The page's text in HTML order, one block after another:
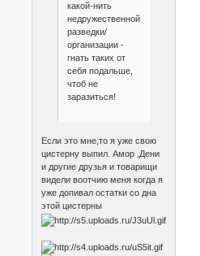
какой-нить
недружественной
разведки/
организации -
гнать таких от
себя подальше,
чтоб не
заразиться!
Если это мне,то я уже свою
цистерну выпил. Амор ,Дени
и другие друзья и товарищи
видели воотчию меня когда я
уже допивал остатки со дна
этой цистерны